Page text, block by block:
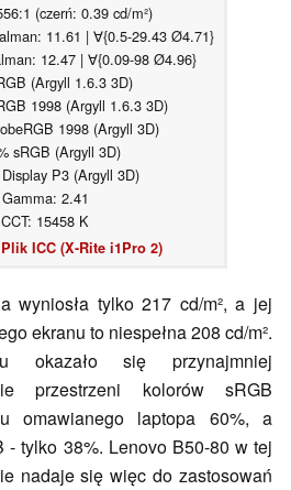
(czerń: 0.39 cd/m²)
11.61 | ∀{0.5-29.43 Ø4.71}
12.47 | ∀{0.09-98 Ø4.96}
(Argyll 1.6.3 3D)
1998 (Argyll 1.6.3 3D)
1998 (Argyll 3D)
sRGB (Argyll 3D)
P3 (Argyll 3D)
Gamma: 2.41
CCT: 15458 K
ICC (X-Rite i1Pro 2)
wyniosła tylko 217 cd/m², a jej
ekranu to niespełna 208 cd/m².
okazało się przynajmniej
przestrzeni kolorów sRGB
omawianego laptopa 60%, a
- tylko 38%. Lenovo B50-80 w tej
nadaje się więc do zastosowań